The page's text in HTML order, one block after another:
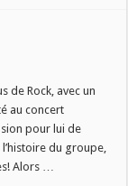
de Rock, avec un
au concert
pour lui de
du groupe,
Alors …